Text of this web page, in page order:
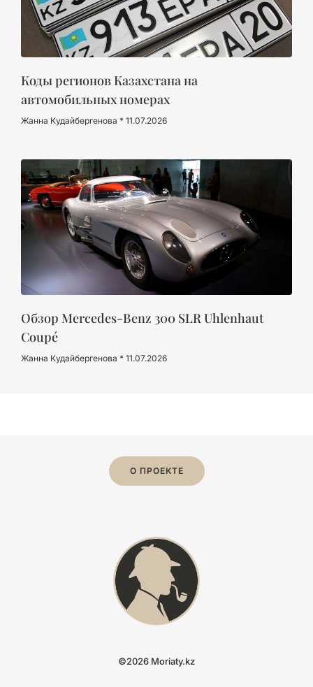
Коды регионов Казахстана на
автомобильных номерах
Жанна Кудайбергенова 11.07.2026
Обзор Mercedes-Benz 300 SLR Uhlenhaut
Coupé
Жанна Кудайбергенова 11.07.2026
О ПРОЕКТЕ
©2026 Moriaty.kz